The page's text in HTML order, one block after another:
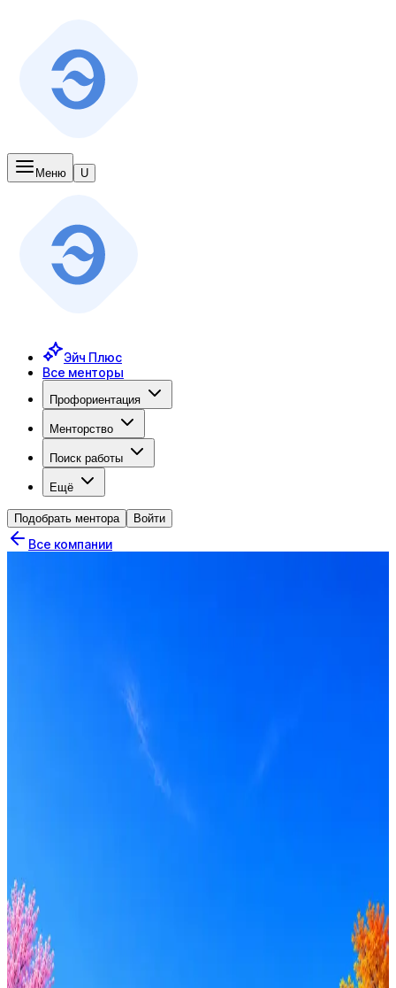
Меню U
Эйч Плюс
Все менторы
Профориентация
Менторство
Поиск работы
Ещё
Подобрать ментора Войти
Все компании
Мегаполис ИТ
3активные вакансии